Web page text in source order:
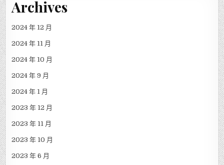
Archives
2024 年 12 月
2024 年 11 月
2024 年 10 月
2024 年 9 月
2024 年 1 月
2023 年 12 月
2023 年 11 月
2023 年 10 月
2023 年 6 月